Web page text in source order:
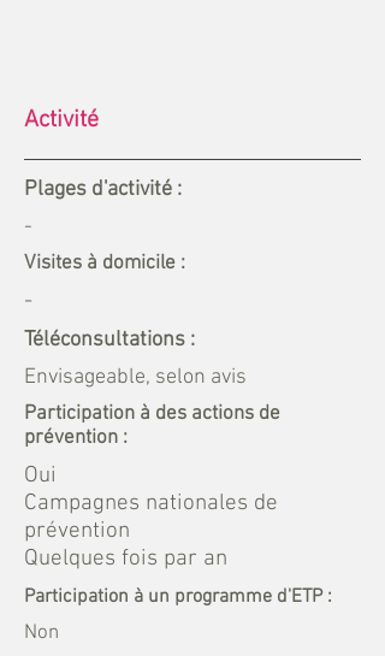
Activité
Plages d'activité :
-
Visites à domicile :
-
Téléconsultations :
Envisageable, selon avis
Participation à des actions de
prévention :
Oui
Campagnes nationales de
prévention
Quelques fois par an
Participation à un programme d'ETP :
Non